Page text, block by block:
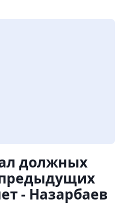
должных
- Назарбаев